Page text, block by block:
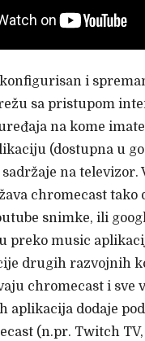
i
sa pristupom
na kome
(dostupna u
na televizor.
chromecast tako
snimke, ili
preko music
drugih razvojnih
chromecast i sve
aplikacija dodaje
(n.pr. Twitch